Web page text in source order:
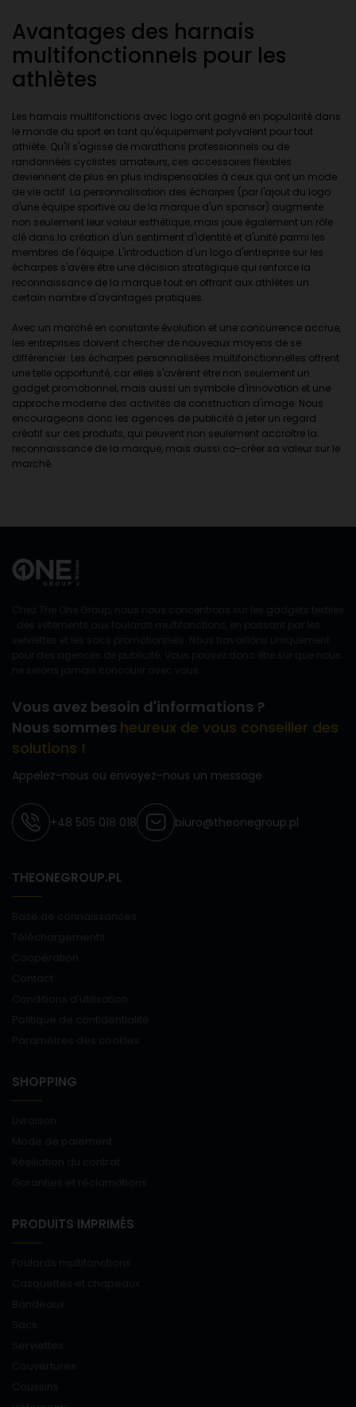
Avantages des harnais
multifonctionnels pour les
athlètes
Les harnais multifonctions avec logo ont gagné en popularité dans
le monde du sport en tant qu'équipement polyvalent pour tout
athlète. Qu'il s'agisse de marathons professionnels ou de
randonnées cyclistes amateurs, ces accessoires flexibles
deviennent de plus en plus indispensables à ceux qui ont un mode
de vie actif. La personnalisation des écharpes (par l'ajout du logo
d'une équipe sportive ou de la marque d'un sponsor) augmente
non seulement leur valeur esthétique, mais joue également un rôle
clé dans la création d'un sentiment d'identité et d'unité parmi les
membres de l'équipe. L'introduction d'un logo d'entreprise sur les
écharpes s'avère être une décision stratégique qui renforce la
reconnaissance de la marque tout en offrant aux athlètes un
certain nombre d'avantages pratiques.
Avec un marché en constante évolution et une concurrence accrue,
les entreprises doivent chercher de nouveaux moyens de se
différencier. Les écharpes personnalisées multifonctionnelles offrent
une telle opportunité, car elles s'avèrent être non seulement un
gadget promotionnel, mais aussi un symbole d'innovation et une
approche moderne des activités de construction d'image. Nous
encourageons donc les agences de publicité à jeter un regard
créatif sur ces produits, qui peuvent non seulement accroître la
reconnaissance de la marque, mais aussi co-créer sa valeur sur le
marché.
Vous avez besoin d'informations ?
Nous sommes heureux de vous conseiller des
solutions !
Appelez-nous ou envoyez-nous un message
+48 505 018 018 biuro@theonegroup.pl
THEONEGROUP.PL
SHOPPING
PRODUITS IMPRIMÉS